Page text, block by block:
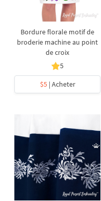
Bordure florale motif de
broderie machine au point
de croix
5
$5| Acheter